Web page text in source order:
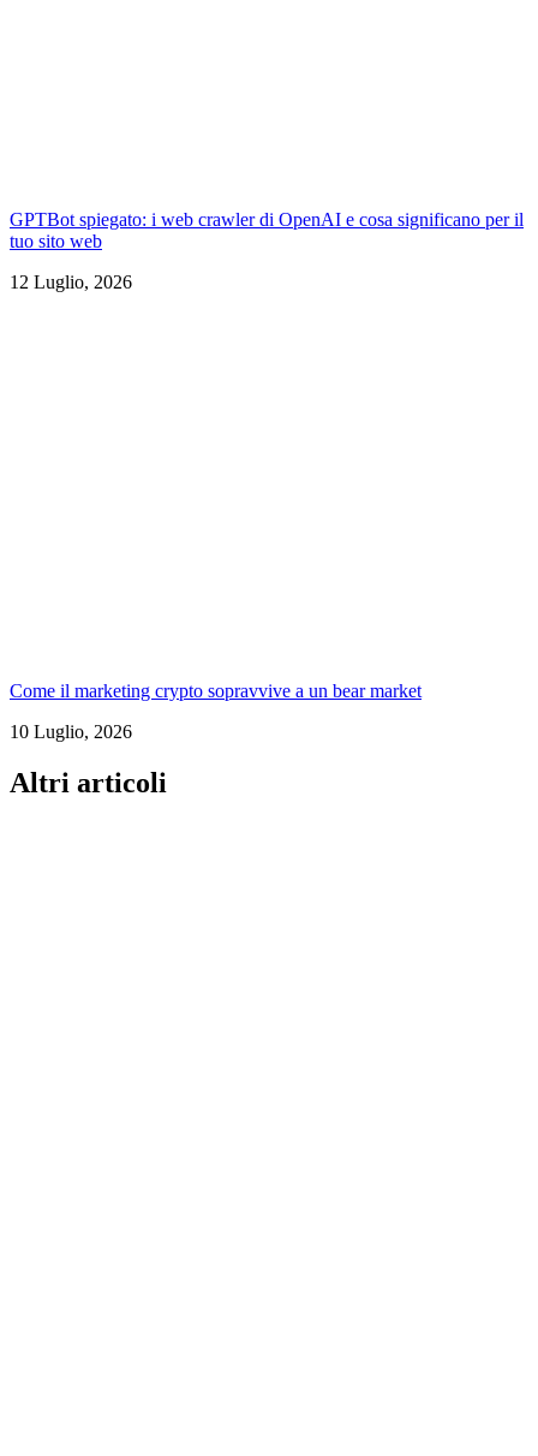
GPTBot spiegato: i web crawler di OpenAI e cosa significano per il
tuo sito web
12 Luglio, 2026
Come il marketing crypto sopravvive a un bear market
10 Luglio, 2026
Altri articoli